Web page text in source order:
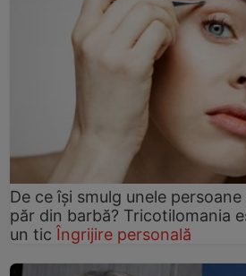
De ce își smulg unele
păr din barbă? Tricotilomania
un tic Îngrijire personală